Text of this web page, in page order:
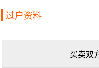
过户资料
买卖双